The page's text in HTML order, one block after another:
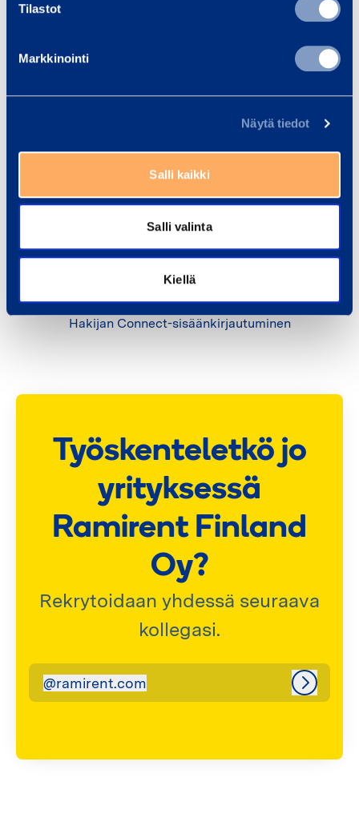
Tilastot
Markkinointi
Näytä tiedot
Salli kaikki
Salli valinta
Kiellä
Hallitse evästeitä
ramirent.fi
Työntekijän sisäänkirjautuminen · SSO
Hakijan Connect-sisäänkirjautuminen
Työskenteletkö jo
yrityksessä
Ramirent Finland
Oy?
Rekrytoidaan yhdessä seuraava
kollegasi.
ramirent.com
@ramirent.com